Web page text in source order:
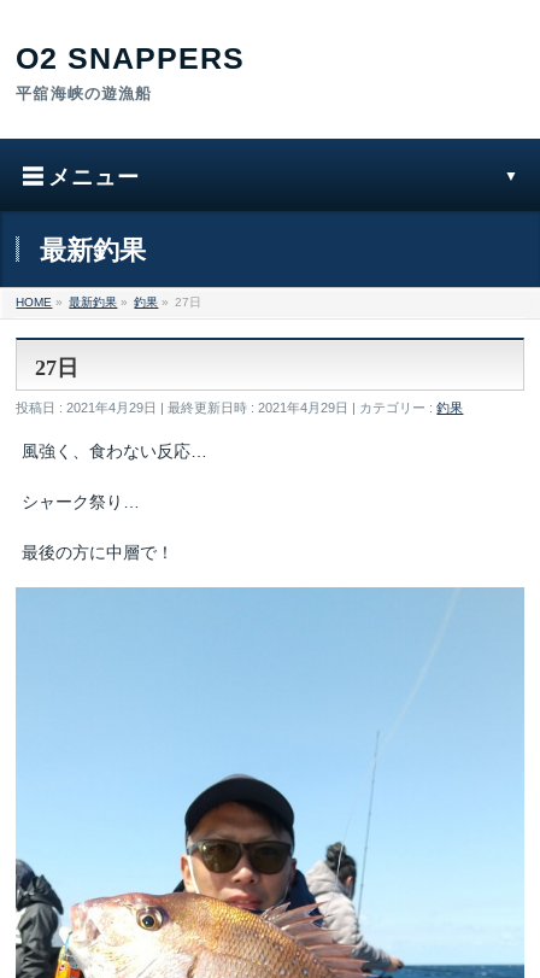
最新釣果
HOME » 最新釣果 » 釣果 » 27日
27日
投稿日 : 2021年4月29日 最終更新日時 : 2021年4月29日 カテゴリー :釣果
風強く、食わない反応…
シャーク祭り…
最後の方に中層で！